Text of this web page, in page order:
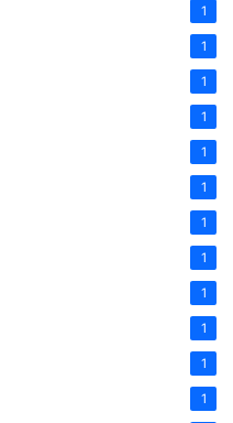
1
1
1
1
1
1
1
1
1
1
1
1